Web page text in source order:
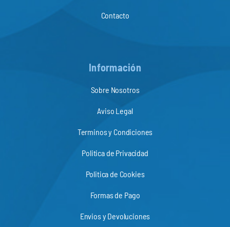
Contacto
Información
Sobre Nosotros
Aviso Legal
Terminos y Condiciones
Politica de Privacidad
Politica de Cookies
Formas de Pago
Envios y Devoluciones